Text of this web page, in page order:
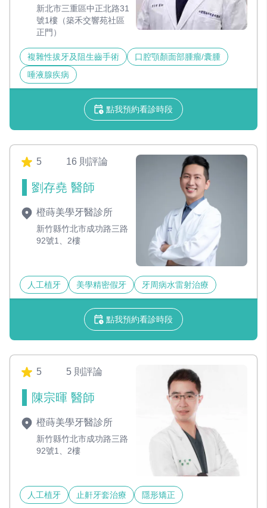
新北市三重區中正北路31
號1樓（築禾交響苑社區
正門）
複雜性拔牙及阻生齒手術
口腔顎顏面部腫瘤/囊腫
唾液腺疾病
點我預約看診時段
5 16 則評論
劉存堯 醫師
橙蒔美學牙醫診所
新竹縣竹北市成功路三路
92號1、2樓
人工植牙 美學精密假牙 牙周病水雷射治療
點我預約看診時段
5 5 則評論
陳宗暉 醫師
橙蒔美學牙醫診所
新竹縣竹北市成功路三路
92號1、2樓
人工植牙 止鼾牙套治療 隱形矯正